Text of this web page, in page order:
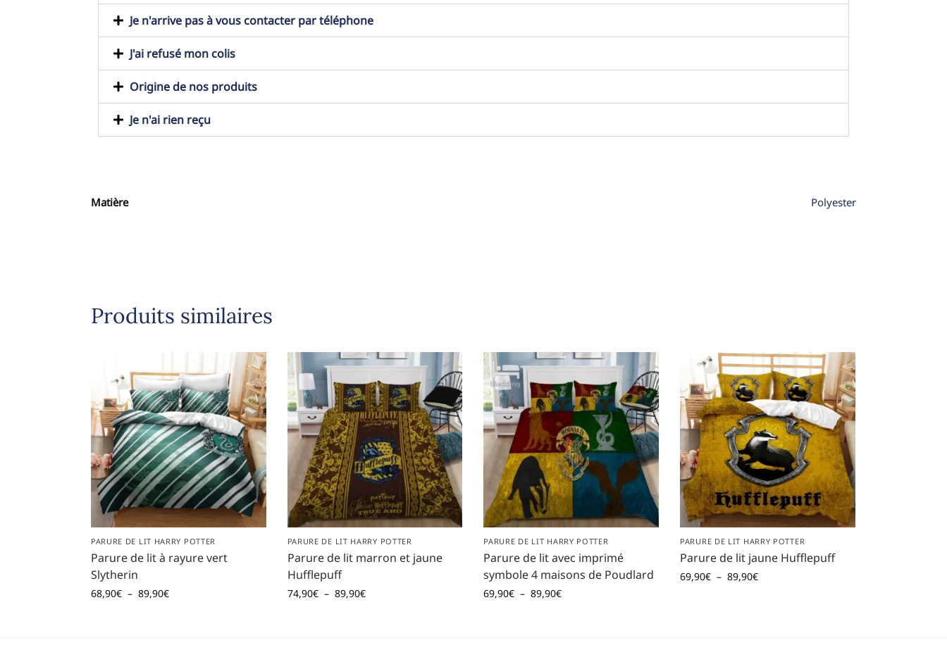
Je n'arrive pas à vous contacter par téléphone
J'ai refusé mon colis
Origine de nos produits
Je n'ai rien reçu
Matière Polyester
Produits similaires
PARURE DE LIT HARRY POTTER
Parure de lit à rayure vert
Slytherin
68,90€ – 89,90€
PARURE DE LIT HARRY POTTER
Parure de lit marron et jaune
Hufflepuff
74,90€ – 89,90€
PARURE DE LIT HARRY POTTER
Parure de lit avec imprimé
symbole 4 maisons de Poudlard
69,90€ – 89,90€
PARURE DE LIT HARRY POTTER
Parure de lit jaune Hufflepuff
69,90€ – 89,90€